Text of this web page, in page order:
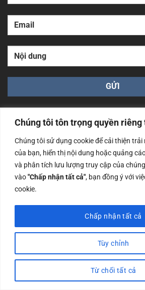
Chúng tôi tôn trọng quyền riêng
Chúng tôi sử dụng cookie để cải thiện trải
của bạn, hiển thị nội dung hoặc quảng
và phân tích lưu lượng truy cập của
vào"Chấp nhận tất cả", bạn đồng ý với
cookie.
Tùy chỉnh
Từ chối tất cả
Chấp nhận tất cả
Công ty TNHH Nam Bình Xương - Số
cấp ngày 14/06/2019 bởi Sở Kế
Nội
Copyrights @2023 Nam Binh Xuong.